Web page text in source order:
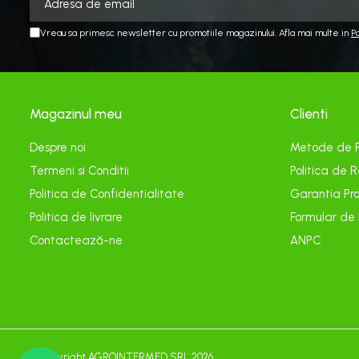
Viță de vie
Cartofi
Fungicide
Floarea soarelui
Cartofi
Viță de vie
Livezi
Sfeclă
Porumb
Floarea soarelui
Vreau sa primesc newsletter cu promotiile magazinului. Afla mai multe in
Magazinul meu
Despre noi
Termeni si Conditii
Politica de Confidentialitate
Politica de livrare
Contactează-ne
Clienti
Metode de
Politica de
Garantia
Formular de
ANPC
©Copyright AGROINTERMED SRL 2026